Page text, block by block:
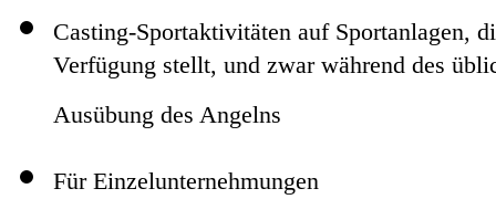
Casting-Sportaktivitäten auf Sportanlagen,
Verfügung stellt, und zwar während des
Ausübung des Angelns
Für Einzelunternehmungen